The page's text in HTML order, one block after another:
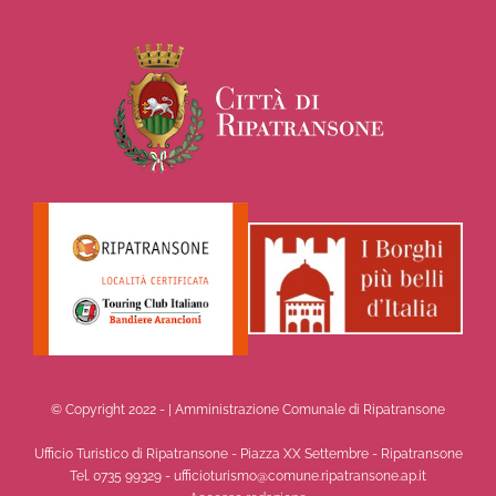
© Copyright 2022 - | Amministrazione Comunale di Ripatransone
Ufficio Turistico di Ripatransone - Piazza XX Settembre - Ripatransone
Tel. 0735 99329 - ufficioturismo@comune.ripatransone.ap.it